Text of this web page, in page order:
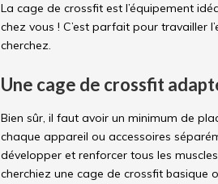
La cage de crossfit est l’équipement
chez vous ! C’est parfait pour travailler
cherchez.
Une cage de crossfit
Bien sûr, il faut avoir un minimum de
chaque appareil ou accessoires
développer et renforcer tous les
cherchiez une cage de crossfit basique